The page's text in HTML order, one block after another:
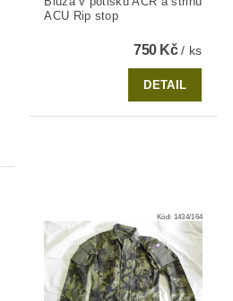
ACU Rip stop
750 Kč/ ks
DETAIL
Kód: 1434/164